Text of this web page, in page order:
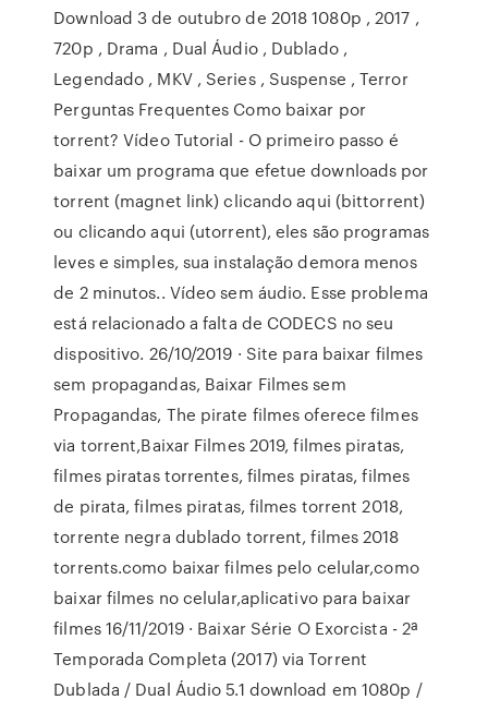
Download 3 de outubro de 2018 1080p , 2017 ,
720p , Drama , Dual Áudio , Dublado ,
Legendado , MKV , Series , Suspense , Terror
Perguntas Frequentes Como baixar por
torrent? Vídeo Tutorial - O primeiro passo é
baixar um programa que efetue downloads por
torrent (magnet link) clicando aqui (bittorrent)
ou clicando aqui (utorrent), eles são programas
leves e simples, sua instalação demora menos
de 2 minutos.. Vídeo sem áudio. Esse problema
está relacionado a falta de CODECS no seu
dispositivo. 26/10/2019 · Site para baixar filmes
sem propagandas, Baixar Filmes sem
Propagandas, The pirate filmes oferece filmes
via torrent,Baixar Filmes 2019, filmes piratas,
filmes piratas torrentes, filmes piratas, filmes
de pirata, filmes piratas, filmes torrent 2018,
torrente negra dublado torrent, filmes 2018
torrents.como baixar filmes pelo celular,como
baixar filmes no celular,aplicativo para baixar
filmes 16/11/2019 · Baixar Série O Exorcista - 2ª
Temporada Completa (2017) via Torrent
Dublada / Dual Áudio 5.1 download em 1080p /